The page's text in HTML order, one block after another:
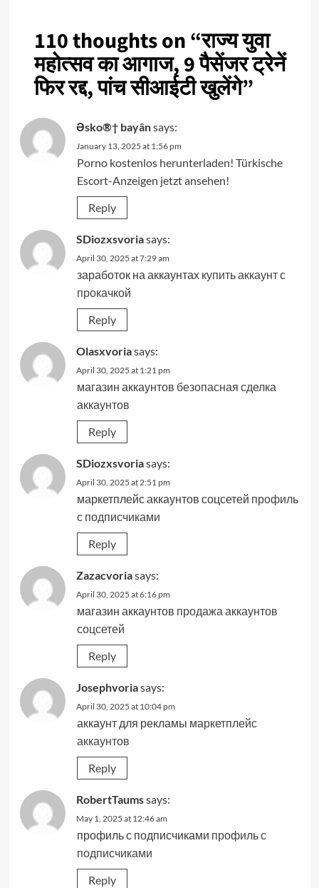
110 thoughts on “राज्य युवा
महोत्सव का आगाज, 9 पैसेंजर ट्रेनें
फिर रद्द, पांच सीआईटी खुलेंगे”
Əsko®† bayânsays:
January 13, 2025 at 1:56 pm
Porno kostenlos herunterladen! Türkische
Escort-Anzeigen jetzt ansehen!
Reply
SDiozxsvoriasays:
April 30, 2025 at 7:29 am
заработок на аккаунтах купить аккаунт с
прокачкой
Reply
Olasxvoriasays:
April 30, 2025 at 1:21 pm
магазин аккаунтов безопасная сделка
аккаунтов
Reply
SDiozxsvoriasays:
April 30, 2025 at 2:51 pm
маркетплейс аккаунтов соцсетей профиль
с подписчиками
Reply
Zazacvoriasays:
April 30, 2025 at 6:16 pm
магазин аккаунтов продажа аккаунтов
соцсетей
Reply
Josephvoriasays:
April 30, 2025 at 10:04 pm
аккаунт для рекламы маркетплейс
аккаунтов
Reply
RobertTaumssays:
May 1, 2025 at 12:46 am
профиль с подписчиками профиль с
подписчиками
Reply